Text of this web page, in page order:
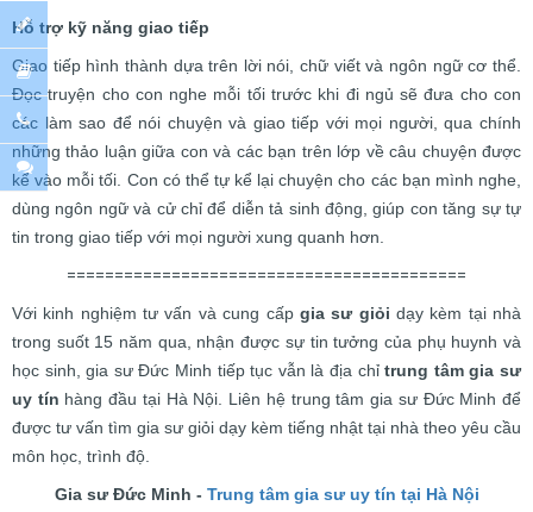
Hỗ trợ kỹ năng giao tiếp
Giao tiếp hình thành dựa trên lời nói, chữ viết và ngôn ngữ cơ thể.
Đọc truyện cho con nghe mỗi tối trước khi đi ngủ sẽ đưa cho con
các làm sao để nói chuyện và giao tiếp với mọi người, qua chính
những thảo luận giữa con và các bạn trên lớp về câu chuyện được
kể vào mỗi tối. Con có thể tự kể lại chuyện cho các bạn mình nghe,
dùng ngôn ngữ và cử chỉ để diễn tả sinh động, giúp con tăng sự tự
tin trong giao tiếp với mọi người xung quanh hơn.
==========================================
Với kinh nghiệm tư vấn và cung cấp gia sư giỏi dạy kèm tại nhà
trong suốt 15 năm qua, nhận được sự tin tưởng của phụ huynh và
học sinh, gia sư Đức Minh tiếp tục vẫn là địa chỉtrung tâm gia sư
uy tín hàng đầu tại Hà Nội. Liên hệ trung tâm gia sư Đức Minh để
được tư vấn tìm gia sư giỏi dạy kèm tiếng nhật tại nhà theo yêu cầu
môn học, trình độ.
Gia sư Đức Minh - Trung tâm gia sư uy tín tại Hà Nội